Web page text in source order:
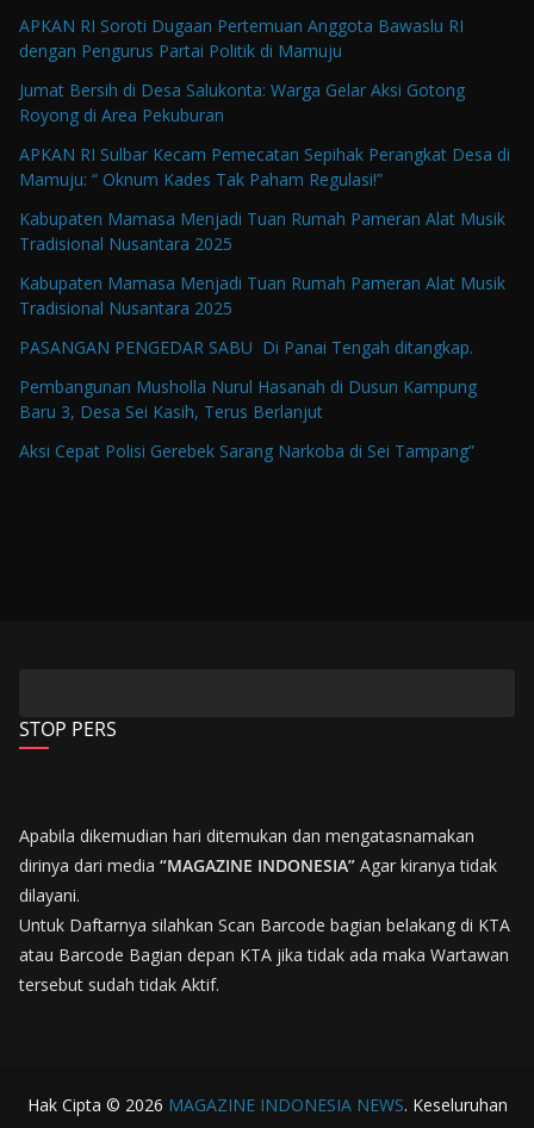
APKAN RI Soroti Dugaan Pertemuan Anggota Bawaslu RI
dengan Pengurus Partai Politik di Mamuju
Jumat Bersih di Desa Salukonta: Warga Gelar Aksi Gotong
Royong di Area Pekuburan
APKAN RI Sulbar Kecam Pemecatan Sepihak Perangkat Desa di
Mamuju: “ Oknum Kades Tak Paham Regulasi!”
Kabupaten Mamasa Menjadi Tuan Rumah Pameran Alat Musik
Tradisional Nusantara 2025
Kabupaten Mamasa Menjadi Tuan Rumah Pameran Alat Musik
Tradisional Nusantara 2025
PASANGAN PENGEDAR SABU Di Panai Tengah ditangkap.
Pembangunan Musholla Nurul Hasanah di Dusun Kampung
Baru 3, Desa Sei Kasih, Terus Berlanjut
Aksi Cepat Polisi Gerebek Sarang Narkoba di Sei Tampang”
STOP PERS
Apabila dikemudian hari ditemukan dan mengatasnamakan
dirinya dari media “MAGAZINE INDONESIA” Agar kiranya tidak
dilayani.
Untuk Daftarnya silahkan Scan Barcode bagian belakang di KTA
atau Barcode Bagian depan KTA jika tidak ada maka Wartawan
tersebut sudah tidak Aktif.
Hak Cipta © 2026 MAGAZINE INDONESIA NEWS. Keseluruhan